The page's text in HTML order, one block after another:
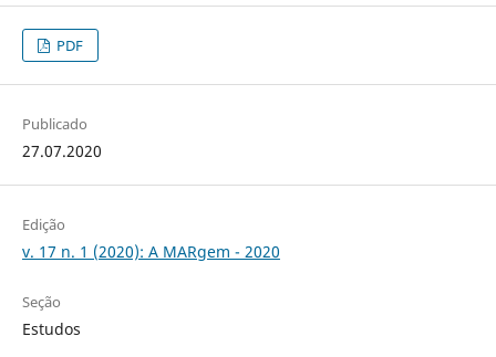
PDF
Publicado
27.07.2020
Edição
v. 17 n. 1 (2020): A MARgem - 2020
Seção
Estudos